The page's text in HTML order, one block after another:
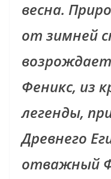
весна.
от зимней
Феникс, из
легенды,
Древнего
отважный